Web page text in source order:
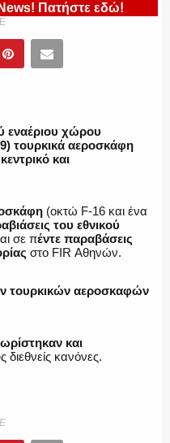
Πατήστε εδώ!
εναέριου χώρου
τουρκικά αεροσκάφη
και
(οκτώ F-16 και ένα
του εθνικού
σε πέντε παραβάσεις
στο FIR Αθηνών.
τουρκικών αεροσκαφών
και
κανόνες.